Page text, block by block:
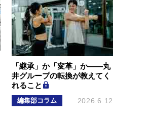
「継承」か「変革」か―—丸
井グループの転換が教えてく
れること
編集部コラム 2026.6.12